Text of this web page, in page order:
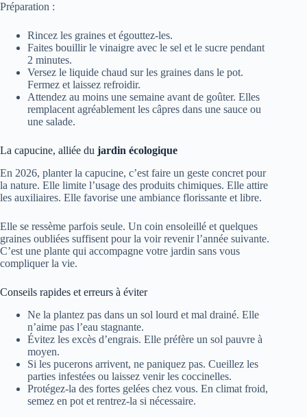
Préparation :
Rincez les graines et égouttez-les.
Faites bouillir le vinaigre avec le sel et le sucre pendant
2 minutes.
Versez le liquide chaud sur les graines dans le pot.
Fermez et laissez refroidir.
Attendez au moins une semaine avant de goûter. Elles
remplacent agréablement les câpres dans une sauce ou
une salade.
La capucine, alliée du jardin écologique
En 2026, planter la capucine, c’est faire un geste concret pour
la nature. Elle limite l’usage des produits chimiques. Elle attire
les auxiliaires. Elle favorise une ambiance florissante et libre.
Elle se ressème parfois seule. Un coin ensoleillé et quelques
graines oubliées suffisent pour la voir revenir l’année suivante.
C’est une plante qui accompagne votre jardin sans vous
compliquer la vie.
Conseils rapides et erreurs à éviter
Ne la plantez pas dans un sol lourd et mal drainé. Elle
n’aime pas l’eau stagnante.
Évitez les excès d’engrais. Elle préfère un sol pauvre à
moyen.
Si les pucerons arrivent, ne paniquez pas. Cueillez les
parties infestées ou laissez venir les coccinelles.
Protégez-la des fortes gelées chez vous. En climat froid,
semez en pot et rentrez-la si nécessaire.